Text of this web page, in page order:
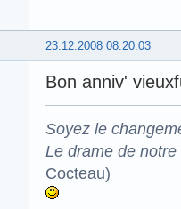
23.12.2008 08:20:03
Bon anniv'
Soyez le
Le drame de
Cocteau)